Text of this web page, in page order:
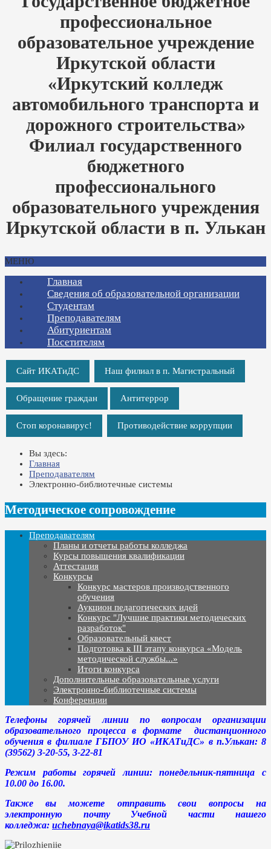
профессиональное
образовательное учреждение
Иркутской области
«Иркутский колледж
автомобильного транспорта и
дорожного строительства»
Филиал государственного
бюджетного
профессионального
образовательного учреждения
Иркутской области в п. Улькан
МЕНЮ
Главная
Сведения об образовательной организации
Студентам
Преподавателям
Абитуриентам
Посетителям
Сайт ИКАТиДС Наш филиал в п. Магистральный
Обращение граждан Антитеррор
Стоп коронавирус! Противодействие коррупции
Вы здесь:
Главная
Преподавателям
Электронно-библиотечные системы
Методическое сопровождение
Преподавателям
Планы и отчеты работы колледжа
Курсы повышения квалификации
Аттестация
Конкурсы
Конкурс мастеров производственного
обучения
Аукцион педагогических идей
Конкурс "Лучшие практики методических
разработок"
Образовательный квест
Подготовка к III этапу конкурса «Модель
методической службы...»
Итоги конкурса
Дополнительные образовательные услуги
Электронно-библиотечные системы
Конференции
Телефоны горячей линии по вопросам организации
образовательного процесса в формате дистанционного
обучения в филиале ГБПОУ ИО «ИКАТиДС» в п.Улькан: 8
(39562) 3-20-55, 3-22-81
Режим работы горячей линии: понедельник-пятница с
10.00 до 16.00.
Также вы можете отправить свои вопросы на
электронную почту Учебной части нашего
колледжа: uchebnaya@ikatids38.ru